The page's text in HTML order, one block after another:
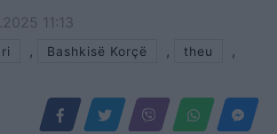
11:13
, Bashkisë Korçë , theu ,